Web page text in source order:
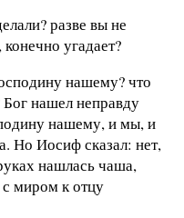
разве вы не
угадает?
нашему? что
Бог нашел неправду
нашему, и мы, и
Но Иосиф сказал: нет,
нашлась чаша,
миром к отцу